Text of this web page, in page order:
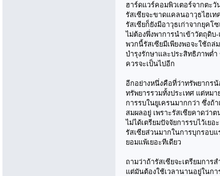
ฮาร์ดแวร์คอมพิวเตอร์จากตะ
รัสเซียจะขาดแคลนอาวุธไฮเท
รัสเซียก็ยังมีอาวุธเก่าจากยุค
ไม่ต้องพึ่งพาการนำเข้าวัตถุดิบ
พวกนี้รัสเซียมีเพียงพอจะใช้ถล่
บำรุงรักษาและประสิทธิภาพตํ่
ควรจะเป็นไปอีก
อีกอย่างหนึ่งคือที่ว่าทรัพยากร
ทรัพยารรวมทั้งประเทศ แต่หม
การรบในยูเครนมากกว่า ซึ่งถ้
สมผลอยู่ เพราะรัสเซียคาดว่าต
ไม่ได้เตรียมปัจจัยการรบไว้เย
รัสเซียส่วนมากในการบุกรอบ
ยอมแพ้เยอะทีเดียว
ถามว่าถ้ารัสเซียจะเตรียมการ
แต่มันต้องใช้เวลานานอยู่ในก